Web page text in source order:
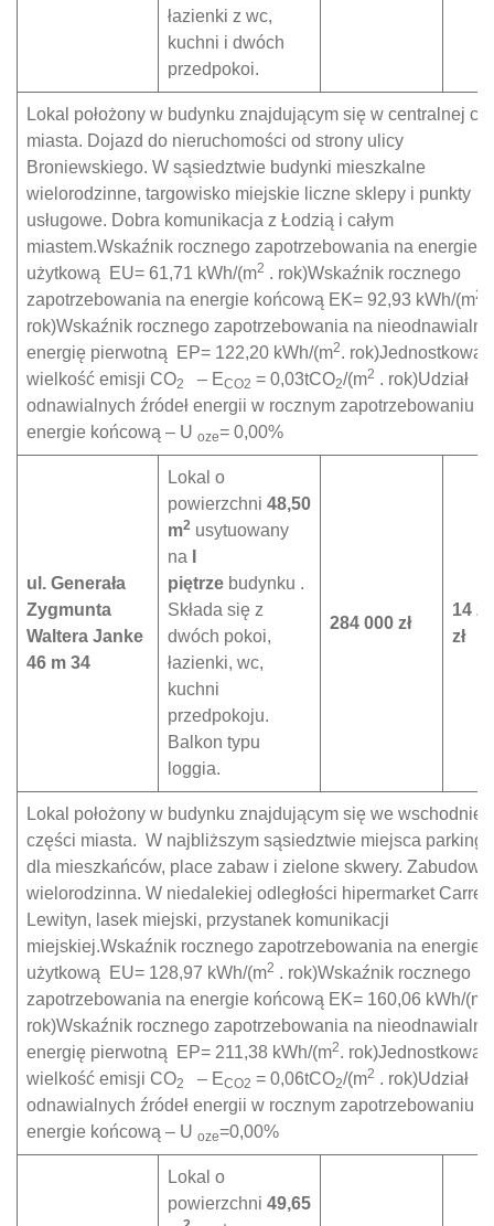
łazienki z wc,
kuchni i dwóch
przedpokoi.
Lokal położony w budynku znajdującym się w centralnej
miasta. Dojazd do nieruchomości od strony ulicy
Broniewskiego. W sąsiedztwie budynki mieszkalne
wielorodzinne, targowisko miejskie liczne sklepy i punkty
usługowe. Dobra komunikacja z Łodzią i całym
miastem.Wskaźnik rocznego zapotrzebowania na energie
użytkową EU= 61,71 kWh/(m2 . rok)Wskaźnik rocznego
zapotrzebowania na energie końcową EK= 92,93 kWh/(m2
rok)Wskaźnik rocznego zapotrzebowania na nieodnawialna
energię pierwotną EP= 122,20 kWh/(m2. rok)Jednostkowa
wielkość emisji CO2 – ECO2 = 0,03tCO2/(m2 . rok)Udział
odnawialnych źródeł energii w rocznym zapotrzebowaniu
energie końcową – U oze= 0,00%
ul. Generała
Zygmunta
Waltera Janke
46 m 34
Lokal o
powierzchni 48,50
m2 usytuowany
na
piętrze budynku .
Składa się z
dwóch pokoi,
łazienki, wc,
kuchni
przedpokoju.
Balkon typu
loggia.
284 000 zł
14
zł
Lokal położony w budynku znajdującym się we wschodniej
części miasta. W najbliższym sąsiedztwie miejsca
dla mieszkańców, place zabaw i zielone skwery. Zabudowa
wielorodzinna. W niedalekiej odległości hipermarket
Lewityn, lasek miejski, przystanek komunikacji
miejskiej.Wskaźnik rocznego zapotrzebowania na energie
użytkową EU= 128,97 kWh/(m2 . rok)Wskaźnik rocznego
zapotrzebowania na energie końcową EK= 160,06 kWh/(m
rok)Wskaźnik rocznego zapotrzebowania na nieodnawialna
energię pierwotną EP= 211,38 kWh/(m2. rok)Jednostkowa
wielkość emisji CO2 – ECO2 = 0,06tCO2/(m2 . rok)Udział
odnawialnych źródeł energii w rocznym zapotrzebowaniu
energie końcową – U oze=0,00%
Lokal o
powierzchni 49,65